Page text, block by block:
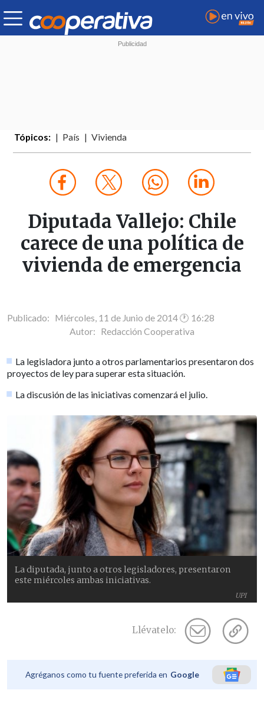
Tópicos: País Vivienda
Diputada Vallejo: Chile
carece de una política de
vivienda de emergencia
Publicado: Miércoles, 11 de Junio de 2014 🕐 16:28
Autor: Redacción Cooperativa
La legisladora junto a otros parlamentarios presentaron dos
proyectos de ley para superar esta situación.
La discusión de las iniciativas comenzará el julio.
UPI
La diputada, junto a otros legisladores, presentaron
este miércoles ambas iniciativas.
Llévatelo:
Agréganos como tu fuente preferida en Google